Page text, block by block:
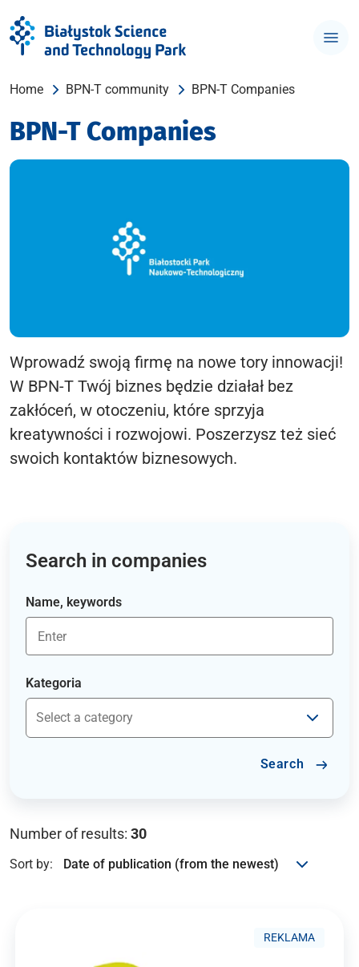
Home BPN-T community BPN-T Companies
BPN-T Companies
Wprowadź swoją firmę na nowe tory innowacji!
W BPN-T Twój biznes będzie działał bez
zakłóceń, w otoczeniu, które sprzyja
kreatywności i rozwojowi. Poszerzysz też sieć
swoich kontaktów biznesowych.
Search in companies
Name, keywords
Kategoria
Search
Number of results: 30
Sort by:
REKLAMA